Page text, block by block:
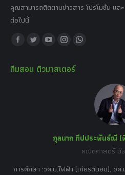
คุณสามารถติดตามข่าวสาร โปรโมชั่น แล
ต่อไปนี้
Find us on:
Facebook
opens
Twitter
opens
YouTube
opens
Instagram
opens
Whatsapp
window
ทีมสอน ติวมาสเตอร์
กุลนาถ ทีปประพันธ์ณี (
คณิตศาสตร์ มั
การศึกษา :วศ.บ.ไฟฟ้า (เกียรตินิยม), ว